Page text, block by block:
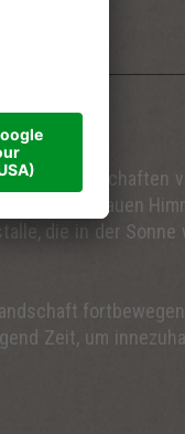
Landschaften
dem tiefblauen
die in der
Zeit, um